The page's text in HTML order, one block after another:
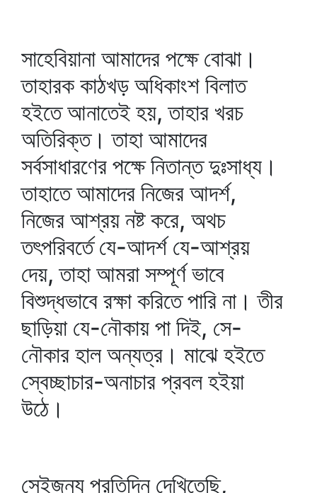
সাহেবিয়ানা আমাদের পক্ষে বোঝা।
তাহারক কাঠখড় অধিকাংশ বিলাত
হইতে আনাতেই হয়, তাহার খরচ
অতিরিক্ত। তাহা আমাদের
সর্বসাধারণের পক্ষে নিতান্ত দুঃসাধ্য।
তাহাতে আমাদের নিজের আদর্শ,
নিজের আশ্রয় নষ্ট করে, অথচ
তৎপরিবর্তে যে-আদর্শ যে-আশ্রয়
দেয়, তাহা আমরা সম্পূর্ণ ভাবে
বিশুদ্ধভাবে রক্ষা করিতে পারি না। তীর
ছাড়িয়া যে-নৌকায় পা দিই, সে-
নৌকার হাল অন্যত্র। মাঝে হইতে
স্বেচ্ছাচার-অনাচার প্রবল হইয়া
উঠে।
সেইজন্য প্রতিদিন দেখিতেছি,